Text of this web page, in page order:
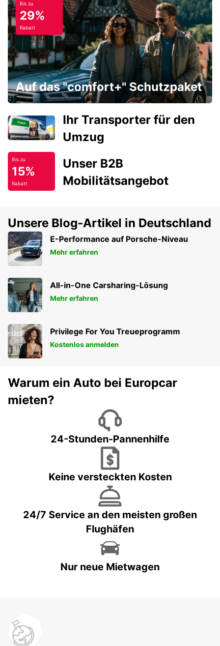
Bis zu
29%
Rabatt
Auf das "comfort+" Schutzpaket
Ihr Transporter für den
Umzug
Bis zu
15%
Rabatt
Unser B2B
Mobilitätsangebot
Unsere Blog-Artikel in Deutschland
E-Performance auf Porsche-Niveau
Mehr erfahren
All-in-One Carsharing-Lösung
Mehr erfahren
Privilege For You Treueprogramm
Kostenlos anmelden
Warum ein Auto bei Europcar
mieten?
24-Stunden-Pannenhilfe
Keine versteckten Kosten
24/7 Service an den meisten großen
Flughäfen
Nur neue Mietwagen